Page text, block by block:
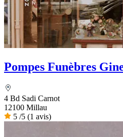
Pompes Funèbres
4 Bd Sadi Carnot
12100 Millau
5 /5 (1 avis)